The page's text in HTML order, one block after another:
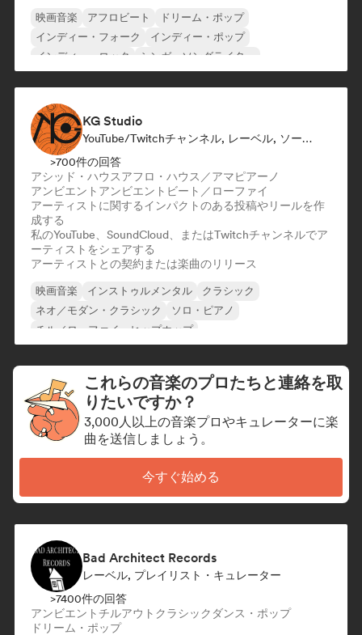
映画音楽 アフロビート
ドリーム・ポップ
インディー・フォーク
インディー・ポップ
インディー・ロック
シンガーソングライター
KG Studio
YouTube/Twitchチャンネル, レーベル, ソーシャルメディアインフルエンサー
>700件の回答
アシッド・ハウスアフロ・ハウス／アマピアーノ
アンビエント アンビエント ビート／ローファイ
アーティストに関するインパクトのある投稿やリールを作
成する
私のYouTube、SoundCloud、またはTwitchチャンネルでア
ーティストをシェアする
アーティストとの契約または楽曲のリリース
映画音楽 インストゥルメンタル
クラシック
ネオ／モダン・クラシック
ソロ・ピアノ
チル／ローファイ・ヒップホップ
これらの音楽のプロたちと連絡を取
りたいですか？
3,000人以上の音楽プロやキュレーターに楽
曲を送信しましょう。
今すぐ始める
Bad Architect Records
レーベル, プレイリスト・キュレーター
>7400件の回答
アンビエント チルアウト クラシック ダンス・ポップ
ドリーム・ポップ